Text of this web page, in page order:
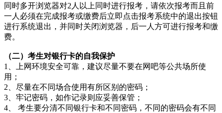
同时多开浏览器对2人以上同时进行报考，请依次报考而且前
一人必须在完成报考或缴费后立即点击报考系统中的退出按钮
进行系统退出，并同时关闭浏览器，后一人方可进行报考和缴
费。
（二）考生对银行卡的自我保护
1、上网环境安全可靠，建议尽量不要在网吧等公共场所使
用；
2、尽量在不同场合使用有所区别的密码；
3、牢记密码，如作记录则应妥善保管；
4、 考生要分清不同银行卡和不同密码，不同的密码会有不同